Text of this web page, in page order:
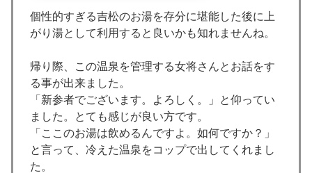
個性的すぎる吉松のお湯を存分に堪能した後に上
がり湯として利用すると良いかも知れませんね。
帰り際、この温泉を管理する女将さんとお話をす
る事が出来ました。
「新参者でございます。よろしく。」と仰ってい
ました。とても感じが良い方です。
「ここのお湯は飲めるんですよ。如何ですか？」
と言って、冷えた温泉をコップで出してくれまし
た。